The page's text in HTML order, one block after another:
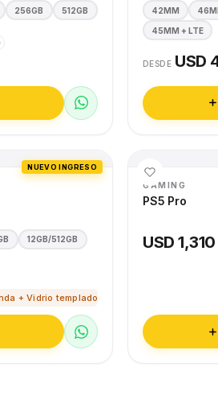
256GB 512GB 42MM
45MM + LTE
DESDE USD
NUEVO INGRESO
12GB/512GB
+ Vidrio templado
GAMING
PS5 Pro
USD 1,310